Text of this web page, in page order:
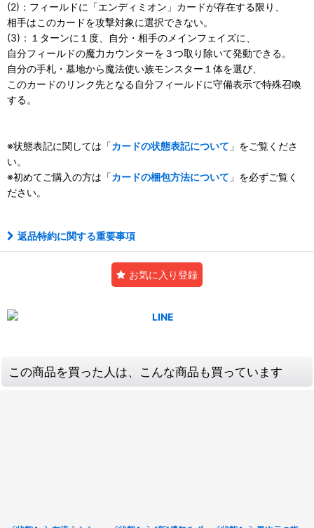
(2)：フィールドに「エンディミオン」カードが存在する限り、
相手はこのカードを攻撃対象に選択できない。
(3)：１ターンに１度、自分・相手のメインフェイズに、
自分フィールドの魔力カウンターを３つ取り除いて発動できる。
自分の手札・墓地から魔法使い族モンスター１体を選び、
このカードのリンク先となる自分フィールドに守備表示で特殊召喚
する。
※状態表記に関しては「カードの状態表記について 」をご覧くださ
い。
※初めてご購入の方は「カードの梱包方法について 」を必ずご覧く
ださい。
返品特約に関する重要事項
お気に入り登録
この商品を買った人は、こんな商品も買っています